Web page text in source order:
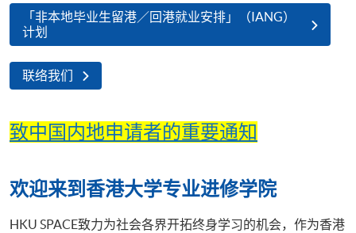
「非本地毕业生留港／回港就业安排」（IANG）
计划
联络我们
致中国内地申请者的重要通知
欢迎来到香港大学专业进修学院
HKU SPACE致力为社会各界开拓终身学习的机会，作为香港